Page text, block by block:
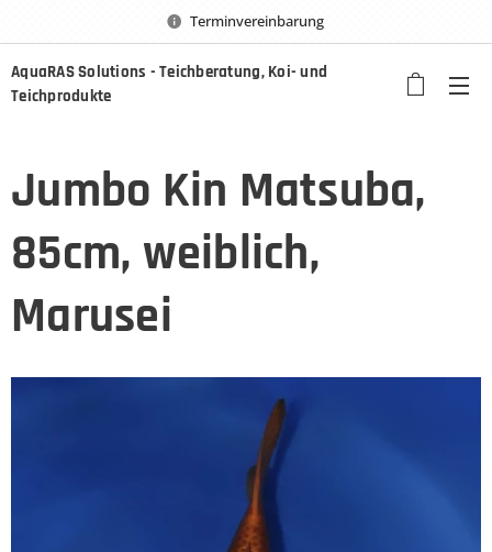
Terminvereinbarung
AquaRAS Solutions - Teichberatung, Koi- und
Teichprodukte
Jumbo Kin Matsuba,
85cm, weiblich,
Marusei